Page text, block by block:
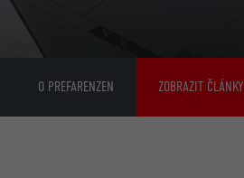
O PREFARENZEN ZOBRAZIT ČLÁNKY